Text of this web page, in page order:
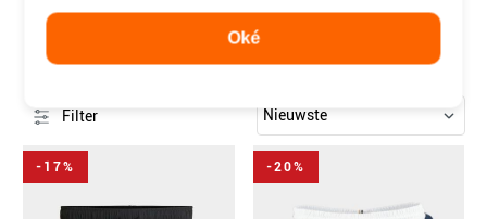
Oké
Filter
ONS AANBOD HUGO BOSS ZWEMBROEKEN SALE
-17% -20%